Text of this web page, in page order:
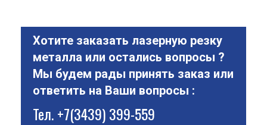
Хотите заказать лазерную резку
металла или остались вопросы ?
Мы будем рады принять заказ или
ответить на Ваши вопросы :
Тел.+7(3439) 399-559